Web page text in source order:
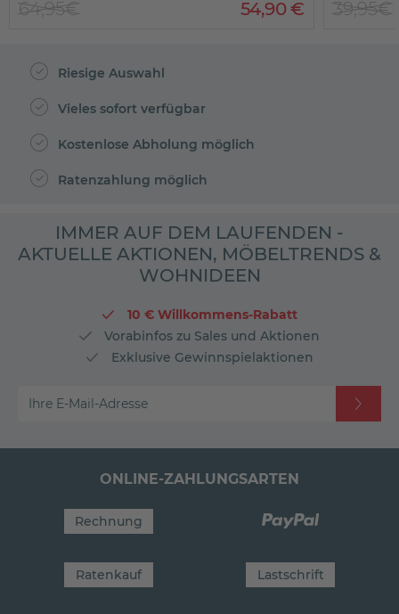
54,90€
64,95€ 39,95€
Riesige Auswahl
Vieles sofort verfügbar
Kostenlose Abholung möglich
Ratenzahlung möglich
IMMER AUF DEM LAUFENDEN -
AKTUELLE AKTIONEN, MÖBELTRENDS &
WOHNIDEEN
10 € Willkommens-Rabatt
Vorabinfos zu Sales und Aktionen
Exklusive Gewinnspielaktionen
Ihre E-Mail-Adresse
ONLINE-ZAHLUNGSARTEN
Rechnung
Ratenkauf Lastschrift